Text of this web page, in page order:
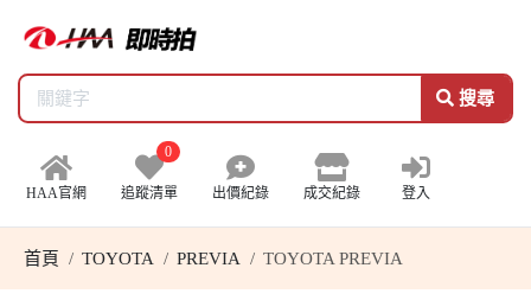
搜尋
HAA官網
0
追蹤清單 出價紀錄 成交紀錄 登入
首頁 TOYOTA PREVIA TOYOTA PREVIA